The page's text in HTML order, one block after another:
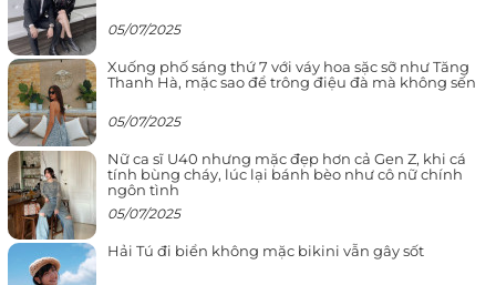
05/07/2025
Xuống phố sáng thứ 7 với váy hoa sặc sỡ như Tăng
Thanh Hà, mặc sao để trông điệu đà mà không sến
05/07/2025
Nữ ca sĩ U40 nhưng mặc đẹp hơn cả Gen Z, khi cá
tính bùng cháy, lúc lại bánh bèo như cô nữ chính
ngôn tình
05/07/2025
Hải Tú đi biển không mặc bikini vẫn gây sốt